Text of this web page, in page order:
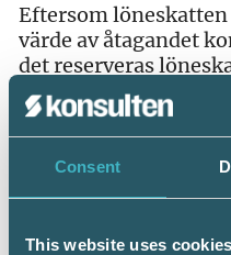
Consent
This website uses cookies
Eftersom
värde av åtagandet
det reserveras
de fall
pensionsåtagandet)
En spontan tolkning
vara korrekt med stöd